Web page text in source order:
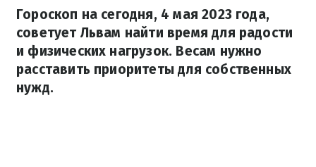
Гороскоп на сегодня, 4 мая 2023 года,
советует Львам найти время для радости
и физических нагрузок. Весам нужно
расставить приоритеты для собственных
нужд.